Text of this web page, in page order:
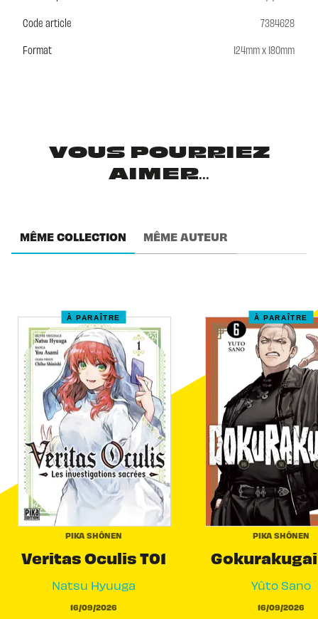
Code article
7384628
Format
124mm x 180mm
VOUS POURRIEZ
AIMER...
MÊME COLLECTION MÊME AUTEUR
À PARAÎTRE
PIKA SHÔNEN
Veritas Oculis T01
Natsu Hyuuga
16/09/2026
À PARAÎTRE
PIKA SHÔNEN
Yûto Sano
16/09/2026